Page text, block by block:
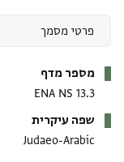
מספר מדף
ENA NS 13.3
שפה עיקרית
Judaeo-Arabic